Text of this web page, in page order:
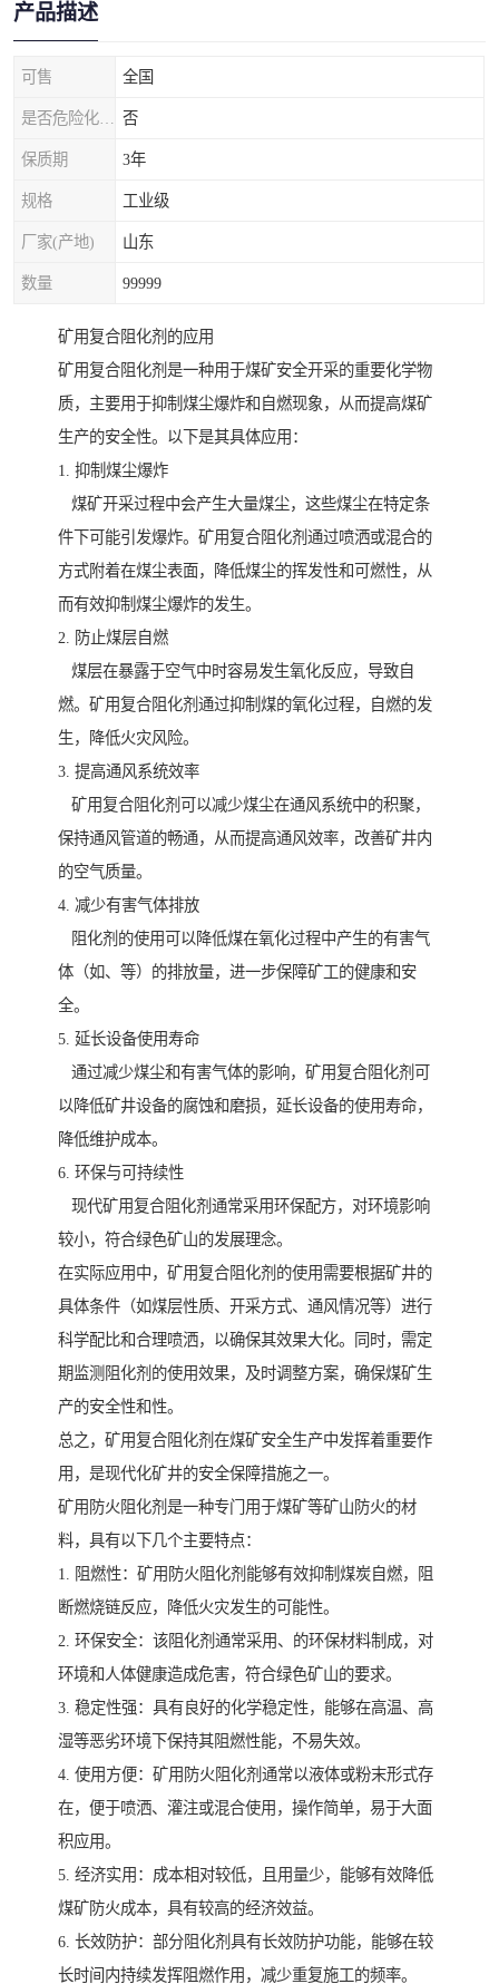
产品描述
可售 全国
否
保质期 3年
规格 工业级
厂家(产地) 山东
数量 99999
矿用复合阻化剂的应用
矿用复合阻化剂是一种用于煤矿安全开采的重要化学物
质，主要用于抑制煤尘爆炸和自燃现象，从而提高煤矿
生产的安全性。以下是其具体应用：
1. 抑制煤尘爆炸
煤矿开采过程中会产生大量煤尘，这些煤尘在特定条
件下可能引发爆炸。矿用复合阻化剂通过喷洒或混合的
方式附着在煤尘表面，降低煤尘的挥发性和可燃性，从
而有效抑制煤尘爆炸的发生。
2. 防止煤层自燃
煤层在暴露于空气中时容易发生氧化反应，导致自
燃。矿用复合阻化剂通过抑制煤的氧化过程，自燃的发
生，降低火灾风险。
3. 提高通风系统效率
矿用复合阻化剂可以减少煤尘在通风系统中的积聚，
保持通风管道的畅通，从而提高通风效率，改善矿井内
的空气质量。
4. 减少有害气体排放
阻化剂的使用可以降低煤在氧化过程中产生的有害气
体（如、等）的排放量，进一步保障矿工的健康和安
全。
5. 延长设备使用寿命
通过减少煤尘和有害气体的影响，矿用复合阻化剂可
以降低矿井设备的腐蚀和磨损，延长设备的使用寿命，
降低维护成本。
6. 环保与可持续性
现代矿用复合阻化剂通常采用环保配方，对环境影响
较小，符合绿色矿山的发展理念。
在实际应用中，矿用复合阻化剂的使用需要根据矿井的
具体条件（如煤层性质、开采方式、通风情况等）进行
科学配比和合理喷洒，以确保其效果大化。同时，需定
期监测阻化剂的使用效果，及时调整方案，确保煤矿生
产的安全性和性。
总之，矿用复合阻化剂在煤矿安全生产中发挥着重要作
用，是现代化矿井的安全保障措施之一。
矿用防火阻化剂是一种专门用于煤矿等矿山防火的材
料，具有以下几个主要特点：
1. 阻燃性：矿用防火阻化剂能够有效抑制煤炭自燃，阻
断燃烧链反应，降低火灾发生的可能性。
2. 环保安全：该阻化剂通常采用、的环保材料制成，对
环境和人体健康造成危害，符合绿色矿山的要求。
3. 稳定性强：具有良好的化学稳定性，能够在高温、高
湿等恶劣环境下保持其阻燃性能，不易失效。
4. 使用方便：矿用防火阻化剂通常以液体或粉末形式存
在，便于喷洒、灌注或混合使用，操作简单，易于大面
积应用。
5. 经济实用：成本相对较低，且用量少，能够有效降低
煤矿防火成本，具有较高的经济效益。
6. 长效防护：部分阻化剂具有长效防护功能，能够在较
长时间内持续发挥阻燃作用，减少重复施工的频率。